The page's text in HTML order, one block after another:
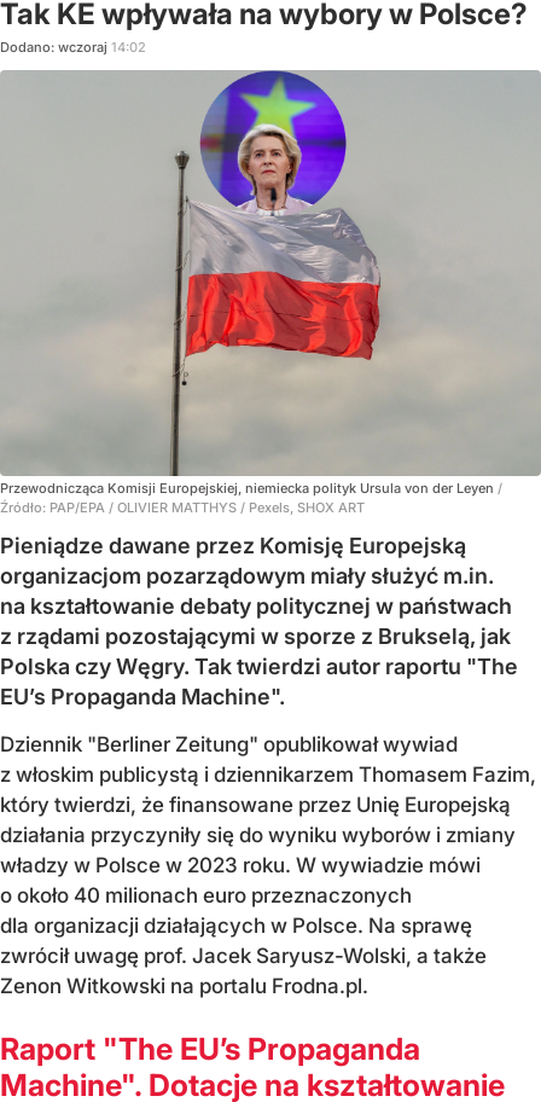
Tak KE wpływała na wybory w Polsce?
Dodano: wczoraj 14:02
Przewodnicząca Komisji Europejskiej, niemiecka polityk Ursula von der Leyen /
Źródło: PAP/EPA / OLIVIER MATTHYS / Pexels, SHOX ART
Pieniądze dawane przez Komisję Europejską
organizacjom pozarządowym miały służyć m.in.
na kształtowanie debaty politycznej w państwach
z rządami pozostającymi w sporze z Brukselą, jak
Polska czy Węgry. Tak twierdzi autor raportu "The
EU’s Propaganda Machine".
Dziennik "Berliner Zeitung" opublikował wywiad
z włoskim publicystą i dziennikarzem Thomasem Fazim,
który twierdzi, że finansowane przez Unię Europejską
działania przyczyniły się do wyniku wyborów i zmiany
władzy w Polsce w 2023 roku. W wywiadzie mówi
o około 40 milionach euro przeznaczonych
dla organizacji działających w Polsce. Na sprawę
zwrócił uwagę prof. Jacek Saryusz-Wolski, a także
Zenon Witkowski na portalu Frodna.pl.
Raport "The EU’s Propaganda
Machine". Dotacje na kształtowanie